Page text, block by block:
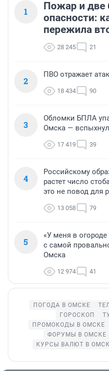
1
Пожар и две
опасности:
пережила
28 245 21
2
ПВО отражает
18 434 90
3
Обломки БПЛА
Омска —
17 419 39
4
Российскому
растет число
это не повод для
13 058 79
5
«У меня в
с самой
Омска
12 974 41
ПОГОДА В ОМСКЕ
ГОРОСКОП
ПРОМОКОДЫ В ОМСКЕ
ФОРУМЫ В ОМСКЕ
КУРСЫ ВАЛЮТ В